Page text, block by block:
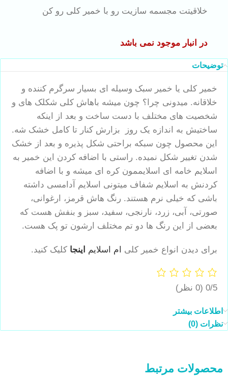
خلاقیتت مجسمه سازیت رو با خمیر کلی رو کن
در انبار موجود نمی باشد
توضیحات
خمیر کلی یا خمیر سبک وسیله ای بسیار سرگرم کننده و
خلاقانه. میدونی چرا؟ چون میشه باهاش کلی شکلک های و
شخصیت های مختلف با دست ساخت و بعد از اینکه
ساختیش به اندازه یک روز بزارش کنار تا کامل خشک شه.
این محصول چون سبکه براحتی شکل پذیره و بعد از خشک
شدن تغییر شکل نمیده. راستی با اضافه کردن این خمیر به
اسلایم خامه ای اسلایممون کره ای میشه و با اضافه
کردنش به اسلایم شفاف میتونی اسلایم آدامسی داشته
باشی که خیلی نرم هستند. رنگ هاش قرمز، ارغوانی،
صورتی، آبی، زرد، نارنجی، سفید، سبز و بنفش هست که
بعضی از این رنگ ها دو تم مختلف ارشون تو پک هست.
برای دیدن انواع خمیر کلی ام اسلایم اینجا کلیک کنید.
0/5 (0 نظر)
اطلاعات بیشتر
نظرات (0)
محصولات مرتبط